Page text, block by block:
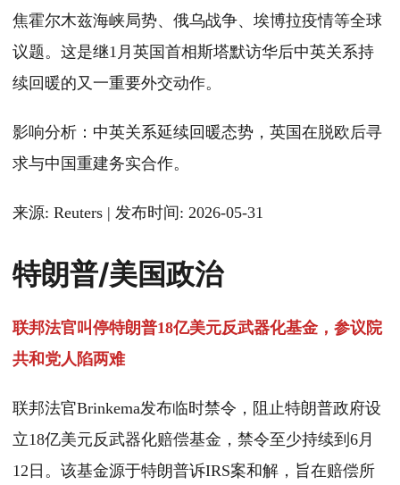
焦霍尔木兹海峡局势、俄乌战争、埃博拉疫情等全球
议题。这是继1月英国首相斯塔默访华后中英关系持
续回暖的又一重要外交动作。
影响分析：中英关系延续回暖态势，英国在脱欧后寻
求与中国重建务实合作。
来源: Reuters | 发布时间: 2026-05-31
特朗普/美国政治
联邦法官叫停特朗普18亿美元反武器化基金，参议院
共和党人陷两难
联邦法官Brinkema发布临时禁令，阻止特朗普政府设
立18亿美元反武器化赔偿基金，禁令至少持续到6月
12日。该基金源于特朗普诉IRS案和解，旨在赔偿所